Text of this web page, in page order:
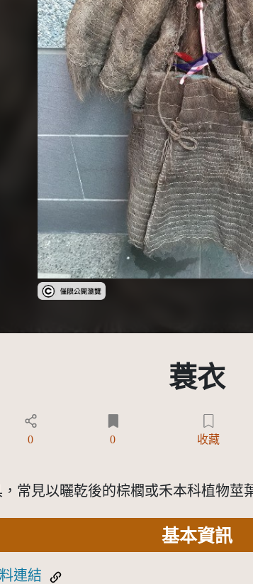
受著作權法保護-僅限於本平台有限度公開瀏覽
蓑衣
覽
0 0 收藏
，常見以曬乾後的棕櫚或禾本科植物
基本資訊
連結